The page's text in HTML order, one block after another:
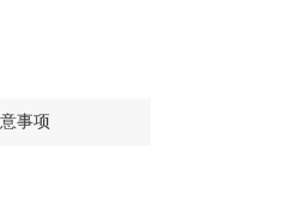
事项